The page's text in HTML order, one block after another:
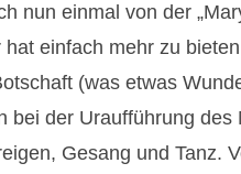
nun einmal von der
einfach mehr zu
(was etwas
bei der Uraufführung des
Gesang und Tanz.